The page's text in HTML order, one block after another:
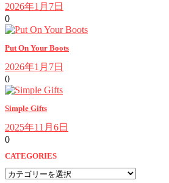
2026年1月7日
0
Put On Your Boots
2026年1月7日
0
Simple Gifts
2025年11月6日
0
CATEGORIES
CATEGORIES